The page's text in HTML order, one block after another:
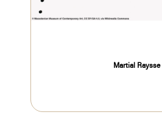
Martial Raysse